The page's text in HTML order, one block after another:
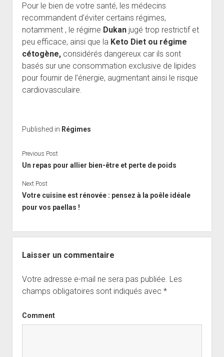
Pour le bien de votre santé, les médecins
recommandent d’éviter certains régimes,
notamment , le régime Dukan jugé trop restrictif et
peu efficace, ainsi que la Keto Diet ou régime
cétogène, considérés dangereux car ils sont
basés sur une consommation exclusive de lipides
pour fournir de l’énergie, augmentant ainsi le risque
cardiovasculaire.
Published in Régimes
Previous Post
Un repas pour allier bien-être et perte de poids
Next Post
Votre cuisine est rénovée : pensez à la poêle idéale
pour vos paellas !
Laisser un commentaire
Votre adresse e-mail ne sera pas publiée. Les
champs obligatoires sont indiqués avec *
Comment